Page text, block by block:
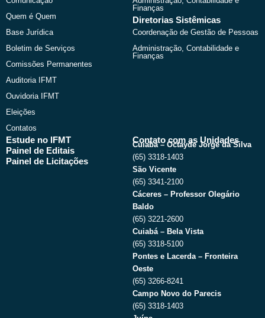
Quem é Quem
Base Jurídica
Boletim de Serviços
Comissões Permanentes
Auditoria IFMT
Ouvidoria IFMT
Eleições
Contatos
Finanças
Diretorias Sistêmicas
Coordenação de Gestão de Pessoas
Administração, Contabilidade e
Finanças
Estude no IFMT
Painel de Editais
Painel de Licitações
Contato com as Unidades
Cuiabá – Octayde Jorge da Silva
(65) 3318-1403
São Vicente
(65) 3341-2100
Cáceres – Professor Olegário
Baldo
(65) 3221-2600
Cuiabá – Bela Vista
(65) 3318-5100
Pontes e Lacerda – Fronteira
Oeste
(65) 3266-8241
Campo Novo do Parecis
(65) 3318-1403